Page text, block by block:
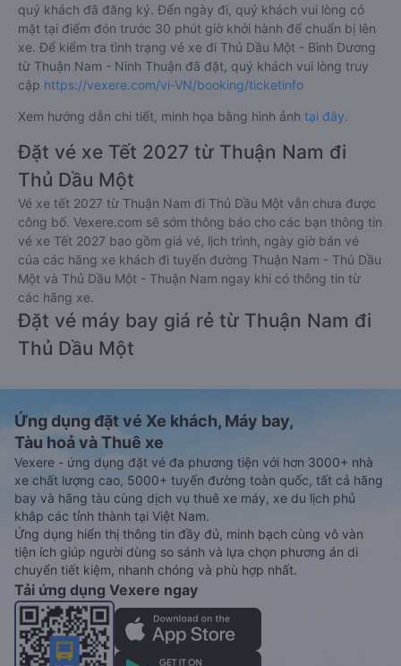
quý khách đã đăng ký. Đến ngày đi, quý khách vui lòng có
mặt tại điểm đón trước 30 phút giờ khởi hành để chuẩn bị lên
xe. Để kiểm tra tình trạng vé xe đi Thủ Dầu Một - Bình Dương
từ Thuận Nam - Ninh Thuận đã đặt, quý khách vui lòng truy
cập https://vexere.com/vi-VN/booking/ticketinfo
Xem hướng dẫn chi tiết, minh họa bằng hình ảnh tại đây.
Đặt vé xe Tết 2027 từ Thuận Nam đi
Thủ Dầu Một
Vé xe tết 2027 từ Thuận Nam đi Thủ Dầu Một vẫn chưa được
công bố. Vexere.com sẽ sớm thông báo cho các bạn thông tin
vé xe Tết 2027 bao gồm giá vé, lịch trình, ngày giờ bán vé
của các hãng xe khách đi tuyến đường Thuận Nam - Thủ Dầu
Một và Thủ Dầu Một - Thuận Nam ngay khi có thông tin từ
các hãng xe.
Đặt vé máy bay giá rẻ từ Thuận Nam đi
Thủ Dầu Một
Ứng dụng đặt vé Xe khách, Máy bay,
Tàu hoả và Thuê xe
Vexere - ứng dụng đặt vé đa phương tiện với hơn 3000+ nhà
xe chất lượng cao, 5000+ tuyến đường toàn quốc, tất cả hãng
bay và hãng tàu cùng dịch vụ thuê xe máy, xe du lịch phủ
khắp các tỉnh thành tại Việt Nam.
Ứng dụng hiển thị thông tin đầy đủ, minh bạch cùng vô vàn
tiện ích giúp người dùng so sánh và lựa chọn phương án di
chuyển tiết kiệm, nhanh chóng và phù hợp nhất.
Tải ứng dụng Vexere ngay